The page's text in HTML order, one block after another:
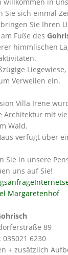
Sie sich einmal
Sie Ihren
Fuße des
himmlischen
Verweilen ein.
Villa Irene
Architektur mit
Wald.
verfügt über
Sie in unsere
uns auf Sie!
Margaretenhof
89
035021 6230
+ zusätzlich